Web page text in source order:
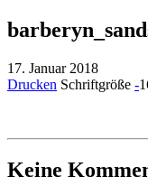
17. Januar 2018
Drucken Schriftgröße -
Keine